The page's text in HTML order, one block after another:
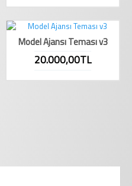
Model Ajansı Teması v3
20.000,00TL